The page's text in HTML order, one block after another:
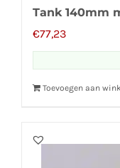
Tank 140mm
€77,23
Toevoegen aan